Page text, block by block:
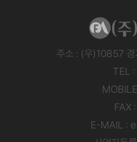
주소 : (우)10857 경
TEL
FAX
E-MAIL :